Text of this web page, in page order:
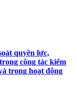
quyền lực,
công tác kiểm
trong hoạt động